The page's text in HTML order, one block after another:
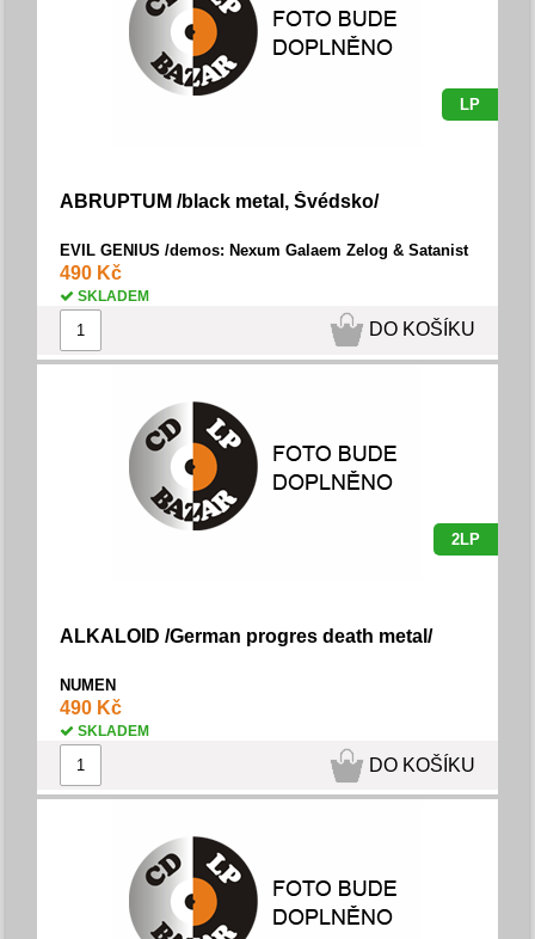
LP
ABRUPTUM /black metal, Švédsko/
EVIL GENIUS /demos: Nexum Galaem Zelog & Satanist
Tunes + Evil EP/
490 Kč
SKLADEM
DO KOŠÍKU
2LP
ALKALOID /German progres death metal/
NUMEN
490 Kč
SKLADEM
DO KOŠÍKU